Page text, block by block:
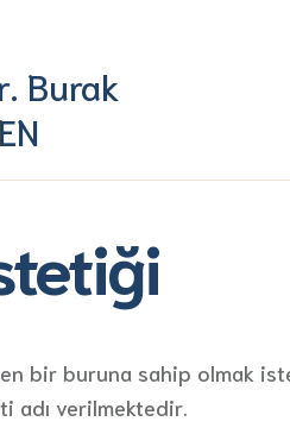
Burak
bir buruna sahip olmak
adı verilmektedir.